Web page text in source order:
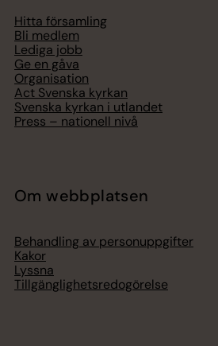
Hitta församling
Bli medlem
Lediga jobb
Ge en gåva
Organisation
Act Svenska kyrkan
Svenska kyrkan i utlandet
Press – nationell nivå
Om webbplatsen
Behandling av personuppgifter
Kakor
Lyssna
Tillgänglighetsredogörelse